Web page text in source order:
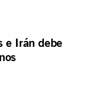
e Irán debe